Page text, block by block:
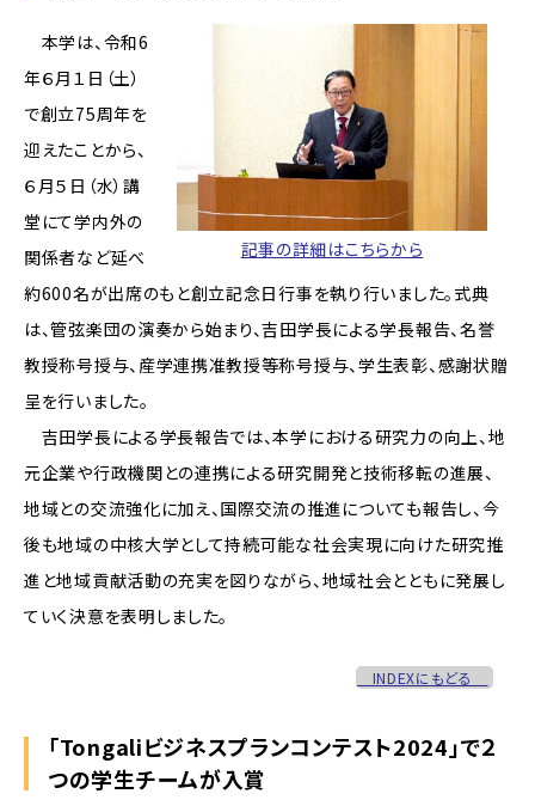
記事の詳細はこちらから
本学は、令和6
年６月１日（土）
で創立75周年を
迎えたことから、
６月５日（水）講
堂にて学内外の
関係者など延べ
約600名が出席のもと創立記念日行事を執り行いました。式典
は、管弦楽団の演奏から始まり、吉田学長による学長報告、名誉
教授称号授与、産学連携准教授等称号授与、学生表彰、感謝状贈
呈を行いました。
吉田学長による学長報告では、本学における研究力の向上、地
元企業や行政機関との連携による研究開発と技術移転の進展、
地域との交流強化に加え、国際交流の推進についても報告し、今
後も地域の中核大学として持続可能な社会実現に向けた研究推
進と地域貢献活動の充実を図りながら、地域社会とともに発展し
ていく決意を表明しました。
INDEXにもどる
「Tongaliビジネスプランコンテスト2024」で２
つの学生チームが入賞